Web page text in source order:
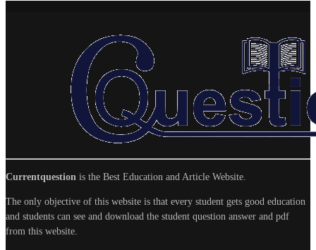
Currentquestion is the Best Education and Article Website.
The only objective of this website is that every student gets good education
and students can see and download the student question answer and pdf
from this website.